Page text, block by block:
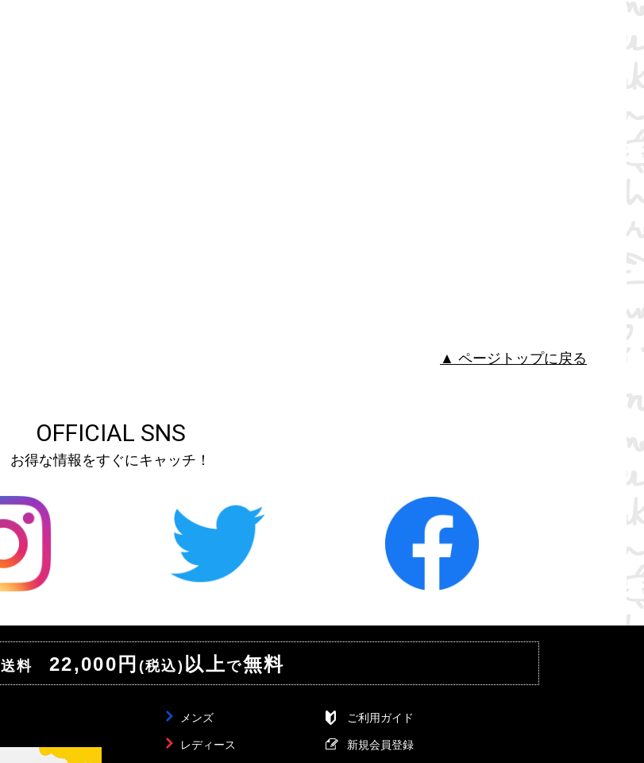
▲ ページトップに戻る
OFFICIAL SNS
お得な情報をすぐにキャッチ！
送料 22,000円 (税込) 以上で無料
メンズ
レディース
ご利用ガイド
新規会員登録